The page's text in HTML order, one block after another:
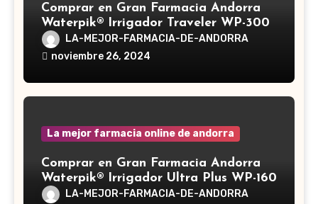
Comprar en Gran Farmacia Andorra
Waterpik® Irrigador Traveler WP-300
LA-MEJOR-FARMACIA-DE-ANDORRA
noviembre 26, 2024
La mejor farmacia online de andorra
Comprar en Gran Farmacia Andorra
Waterpik® Irrigador Ultra Plus WP-160
LA-MEJOR-FARMACIA-DE-ANDORRA